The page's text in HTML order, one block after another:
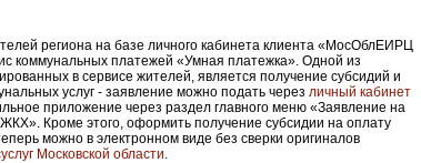
региона на базе личного кабинета клиента «МосОблЕИРЦ
коммунальных платежей «Умная платежка». Одной из
в сервисе жителей, является получение субсидий и
услуг - заявление можно подать черезличный кабинет
приложение через раздел главного меню «Заявление на
Кроме этого, оформить получение субсидии на оплату
можно в электронном виде без сверки оригиналов
Московской области.